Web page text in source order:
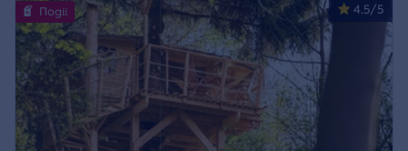
4.5/5
Події